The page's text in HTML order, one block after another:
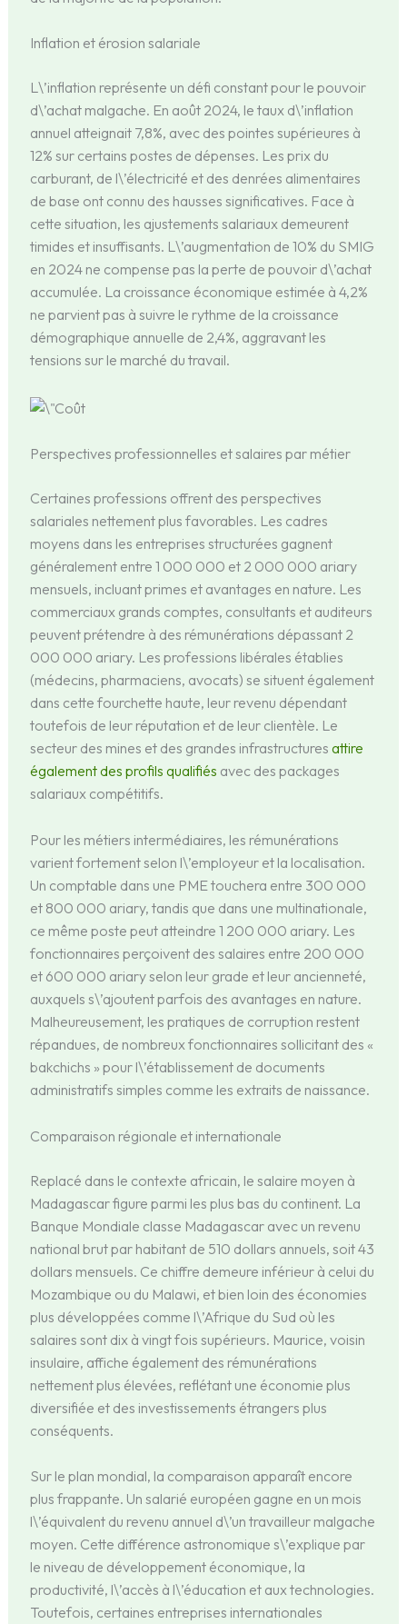
Inflation et érosion salariale
L\’inflation représente un défi constant pour le pouvoir
d\’achat malgache. En août 2024, le taux d\’inflation
annuel atteignait 7,8%, avec des pointes supérieures à
12% sur certains postes de dépenses. Les prix du
carburant, de l\’électricité et des denrées alimentaires
de base ont connu des hausses significatives. Face à
cette situation, les ajustements salariaux demeurent
timides et insuffisants. L\’augmentation de 10% du SMIG
en 2024 ne compense pas la perte de pouvoir d\’achat
accumulée. La croissance économique estimée à 4,2%
ne parvient pas à suivre le rythme de la croissance
démographique annuelle de 2,4%, aggravant les
tensions sur le marché du travail.
Perspectives professionnelles et salaires par métier
Certaines professions offrent des perspectives
salariales nettement plus favorables. Les cadres
moyens dans les entreprises structurées gagnent
généralement entre 1 000 000 et 2 000 000 ariary
mensuels, incluant primes et avantages en nature. Les
commerciaux grands comptes, consultants et auditeurs
peuvent prétendre à des rémunérations dépassant 2
000 000 ariary. Les professions libérales établies
(médecins, pharmaciens, avocats) se situent également
dans cette fourchette haute, leur revenu dépendant
toutefois de leur réputation et de leur clientèle. Le
secteur des mines et des grandes infrastructures attire
également des profils qualifiés avec des packages
salariaux compétitifs.
Pour les métiers intermédiaires, les rémunérations
varient fortement selon l\’employeur et la localisation.
Un comptable dans une PME touchera entre 300 000
et 800 000 ariary, tandis que dans une multinationale,
ce même poste peut atteindre 1 200 000 ariary. Les
fonctionnaires perçoivent des salaires entre 200 000
et 600 000 ariary selon leur grade et leur ancienneté,
auxquels s\’ajoutent parfois des avantages en nature.
Malheureusement, les pratiques de corruption restent
répandues, de nombreux fonctionnaires sollicitant des «
bakchichs » pour l\’établissement de documents
administratifs simples comme les extraits de naissance.
Comparaison régionale et internationale
Replacé dans le contexte africain, le salaire moyen à
Madagascar figure parmi les plus bas du continent. La
Banque Mondiale classe Madagascar avec un revenu
national brut par habitant de 510 dollars annuels, soit 43
dollars mensuels. Ce chiffre demeure inférieur à celui du
Mozambique ou du Malawi, et bien loin des économies
plus développées comme l\’Afrique du Sud où les
salaires sont dix à vingt fois supérieurs. Maurice, voisin
insulaire, affiche également des rémunérations
nettement plus élevées, reflétant une économie plus
diversifiée et des investissements étrangers plus
conséquents.
Sur le plan mondial, la comparaison apparaît encore
plus frappante. Un salarié européen gagne en un mois
l\’équivalent du revenu annuel d\’un travailleur malgache
moyen. Cette différence astronomique s\’explique par
le niveau de développement économique, la
productivité, l\’accès à l\’éducation et aux technologies.
Toutefois, certaines entreprises internationales